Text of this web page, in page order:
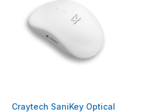
Craytech SaniKey Optical